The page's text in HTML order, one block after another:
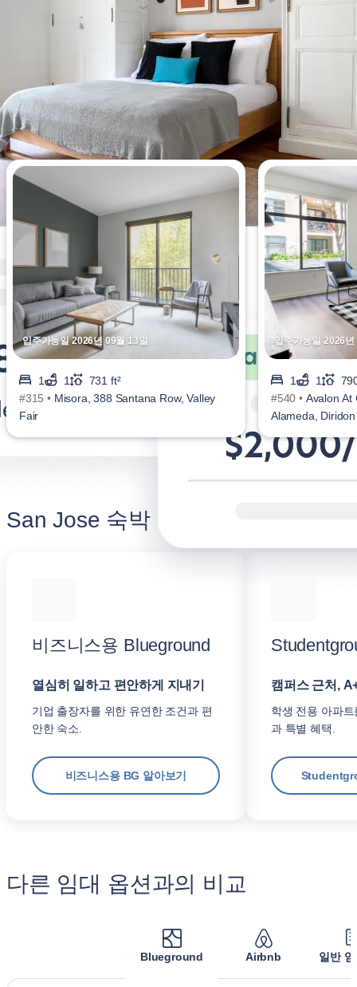
이번 주에 가장 많이 조회된 아파트
입주가능일 2026년 09월 13일
1 1
731 ft²
#315 • Misora, 388 Santana Row, Valley
Fair
입주가능일 2026
1 1
#540 • Avalon At
Alameda, Diridon
San Jose 숙박 만족도 높이기
비즈니스용 Blueground
열심히 일하고 편안하게 지내기
기업 출장자를 위한 유연한 조건과 편
안한 숙소.
비즈니스용 BG 알아보기
캠퍼스 근처,
학생 전용 아파
과 특별 혜택.
다른 임대 옵션과의 비교
Blueground Airbnb 일반